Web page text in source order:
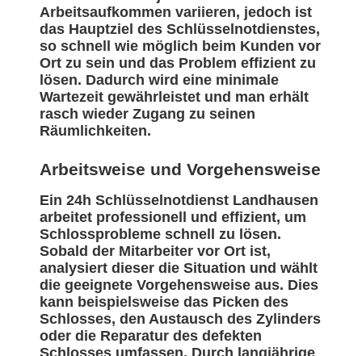
Arbeitsaufkommen variieren, jedoch ist
das Hauptziel des Schlüsselnotdienstes,
so schnell wie möglich beim Kunden vor
Ort zu sein und das Problem effizient zu
lösen. Dadurch wird eine minimale
Wartezeit gewährleistet und man erhält
rasch wieder Zugang zu seinen
Räumlichkeiten.
Arbeitsweise und Vorgehensweise
Ein 24h Schlüsselnotdienst Landhausen
arbeitet professionell und effizient, um
Schlossprobleme schnell zu lösen.
Sobald der Mitarbeiter vor Ort ist,
analysiert dieser die Situation und wählt
die geeignete Vorgehensweise aus. Dies
kann beispielsweise das Picken des
Schlosses, den Austausch des Zylinders
oder die Reparatur des defekten